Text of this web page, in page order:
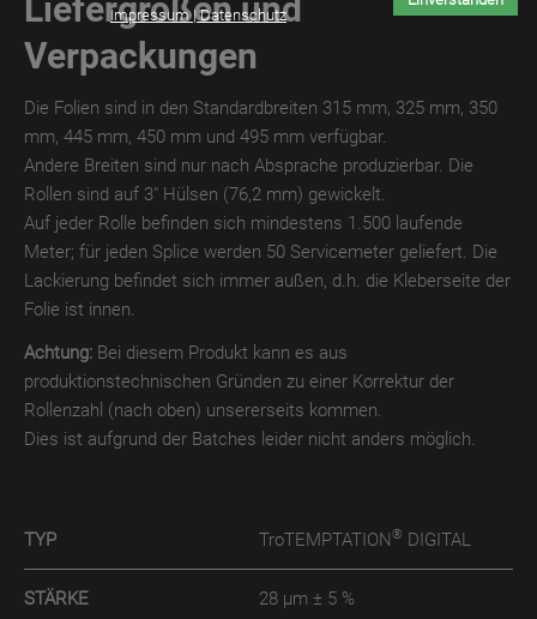
TroTEMPTATION
TroTEMPTATION
WET
TroTEMPTATION
THERMO
TroTEMPTATION
DIGITAL
TroPURELINE
TroPURELINE
POSITIV
WET
Karriere
Liefergrößen und
Verpackungen
Die Folien sind in den Standardbreiten 315 mm, 325 mm, 350
mm, 445 mm, 450 mm und 495 mm verfügbar.
Andere Breiten sind nur nach Absprache produzierbar. Die
Rollen sind auf 3" Hülsen (76,2 mm) gewickelt.
Auf jeder Rolle befinden sich mindestens 1.500 laufende
Meter; für jeden Splice werden 50 Servicemeter geliefert. Die
Lackierung befindet sich immer außen, d.h. die Kleberseite der
Folie ist innen.
Achtung: Bei diesem Produkt kann es aus
produktionstechnischen Gründen zu einer Korrektur der
Rollenzahl (nach oben) unsererseits kommen.
Dies ist aufgrund der Batches leider nicht anders möglich.
TYP TroTEMPTATION® DIGITAL
STÄRKE 28 µm ± 5 %
Impressum | Datenschutz